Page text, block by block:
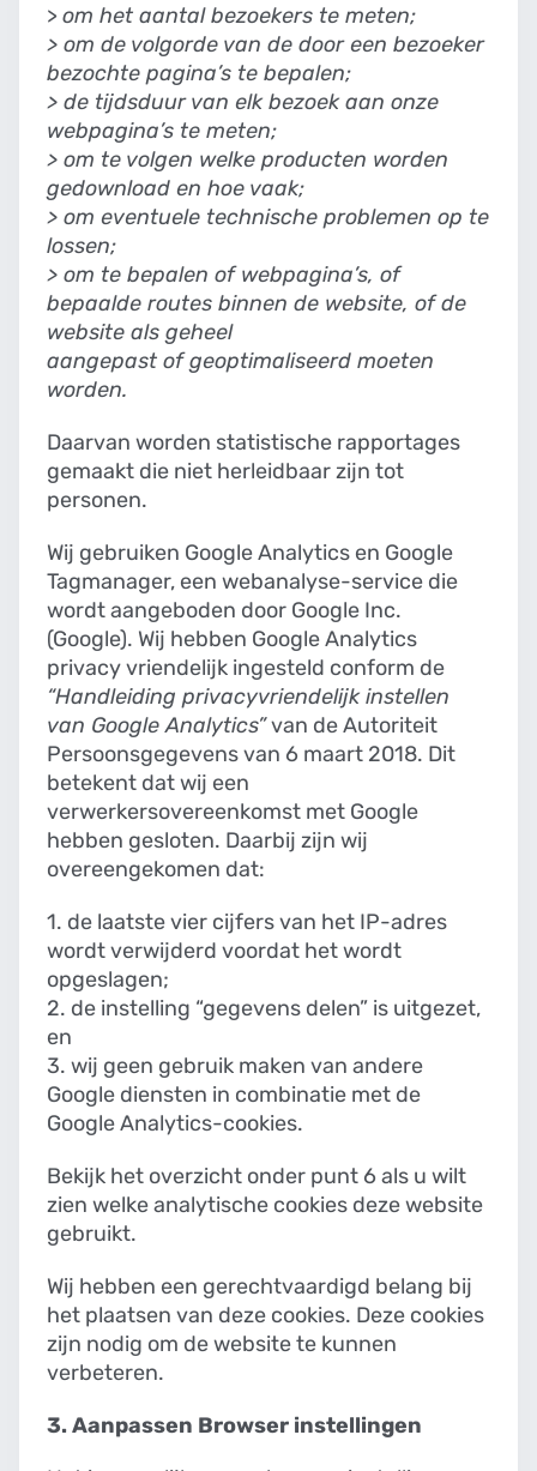
>om het aantal bezoekers te meten;
> om de volgorde van de door een bezoeker
bezochte pagina’s te bepalen;
> de tijdsduur van elk bezoek aan onze
webpagina’s te meten;
> om te volgen welke producten worden
gedownload en hoe vaak;
> om eventuele technische problemen op te
lossen;
> om te bepalen of webpagina’s, of
bepaalde routes binnen de website, of de
website als geheel
aangepast of geoptimaliseerd moeten
worden.
Daarvan worden statistische rapportages
gemaakt die niet herleidbaar zijn tot
personen.
Wij gebruiken Google Analytics en Google
Tagmanager, een webanalyse-service die
wordt aangeboden door Google Inc.
(Google). Wij hebben Google Analytics
privacy vriendelijk ingesteld conform de
“Handleiding privacyvriendelijk instellen
van Google Analytics”van de Autoriteit
Persoonsgegevens van 6 maart 2018. Dit
betekent dat wij een
verwerkersovereenkomst met Google
hebben gesloten. Daarbij zijn wij
overeengekomen dat:
1. de laatste vier cijfers van het IP-adres
wordt verwijderd voordat het wordt
opgeslagen;
2. de instelling “gegevens delen” is uitgezet,
en
3. wij geen gebruik maken van andere
Google diensten in combinatie met de
Google Analytics-cookies.
Bekijk het overzicht onder punt 6 als u wilt
zien welke analytische cookies deze website
gebruikt.
Wij hebben een gerechtvaardigd belang bij
het plaatsen van deze cookies. Deze cookies
zijn nodig om de website te kunnen
verbeteren.
3. Aanpassen Browser instellingen